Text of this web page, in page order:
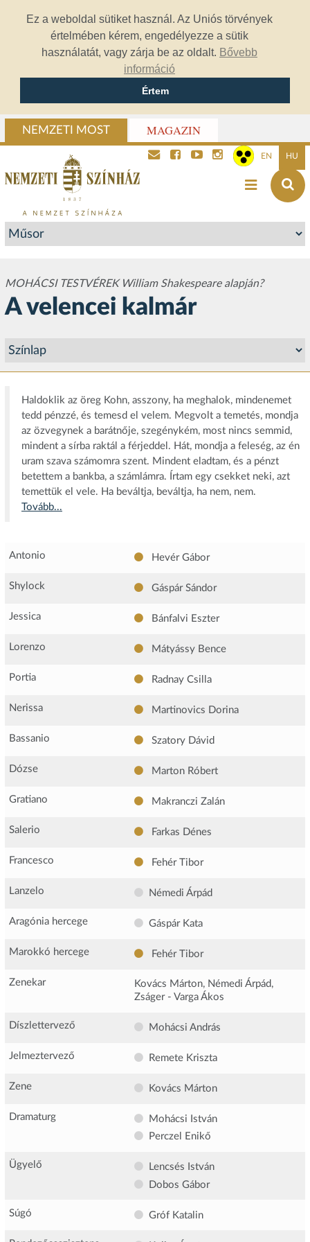
Ez a weboldal sütiket használ. Az Uniós törvények
értelmében kérem, engedélyezze a sütik
használatát, vagy zárja be az oldalt. Bővebb
információ
Értem
NEMZETI MOST MAGAZIN
EN HU
MOHÁCSI TESTVÉREK William Shakespeare alapján?
A velencei kalmár
Haldoklik az öreg Kohn, asszony, ha meghalok, mindenemet
tedd pénzzé, és temesd el velem. Megvolt a temetés, mondja
az özvegynek a barátnője, szegénykém, most nincs semmid,
mindent a sírba raktál a férjeddel. Hát, mondja a feleség, az én
uram szava számomra szent. Mindent eladtam, és a pénzt
betettem a bankba, a számlámra. Írtam egy csekket neki, azt
temettük el vele. Ha beváltja, beváltja, ha nem, nem.
Tovább...
Antonio Hevér Gábor
Shylock Gáspár Sándor
Jessica Bánfalvi Eszter
Lorenzo Mátyássy Bence
Portia Radnay Csilla
Nerissa Martinovics Dorina
Bassanio Szatory Dávid
Dózse Marton Róbert
Gratiano Makranczi Zalán
Salerio Farkas Dénes
Francesco Fehér Tibor
Lanzelo Némedi Árpád
Aragónia hercege Gáspár Kata
Marokkó hercege Fehér Tibor
Zenekar
Kovács Márton, Némedi Árpád,
Zságer - Varga Ákos
Díszlettervező Mohácsi András
Jelmeztervező Remete Kriszta
Zene Kovács Márton
Dramaturg
Mohácsi István
Perczel Enikő
Ügyelő
Lencsés István
Dobos Gábor
Súgó Gróf Katalin